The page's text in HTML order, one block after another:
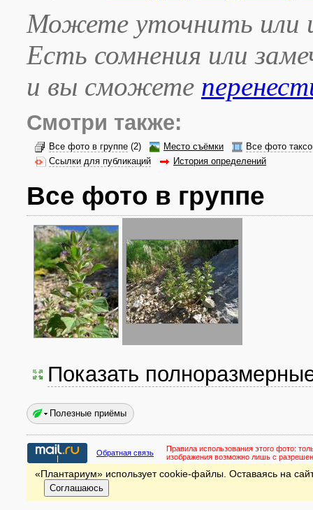
Можете уточнить или
Есть сомнения или
и вы сможете
Смотри также:
Все фото в группе (2) Место съёмки
Все фото
Ссылки для публикаций
История определений
Все фото в группе
Показать
Полезные приёмы
Обратная связь Правила использования этого фото:
изображения возможно лишь с
«Плантариум» использует cookie-файлы. Оставаясь на
Соглашаюсь